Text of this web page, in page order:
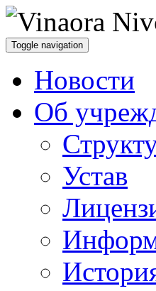
Toggle navigation
Новости
Об
Устав